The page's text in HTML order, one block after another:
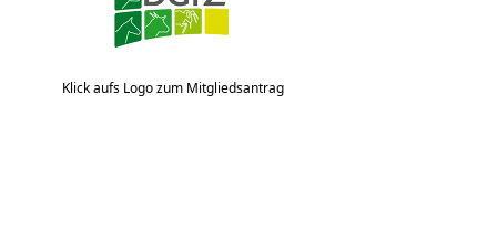
Klick aufs Logo zum Mitgliedsantrag